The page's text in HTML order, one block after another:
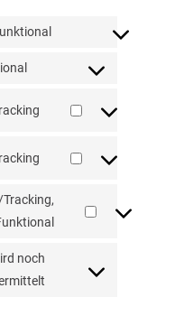
woocommerce
Consent
service
fonts
Consent
service
Consent
service
noch
Consent